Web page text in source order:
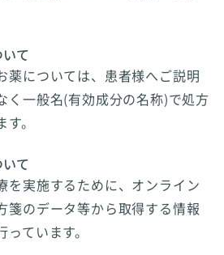
て
薬については、患者様へご説明
く一般名(有効成分の名称)で処方
。
て
を実施するために、オンライン
箋のデータ等から取得する情報
ています。